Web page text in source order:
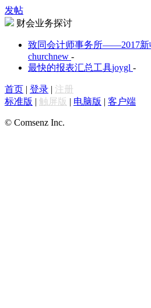
发帖
财会业务探讨
致同会计师事务所——2017新
churchnew -
最快的报表汇总工具joygl -
首页 | 登录 | 注册
标准版 | 触屏版 | 电脑版 | 客户端
© Comsenz Inc.